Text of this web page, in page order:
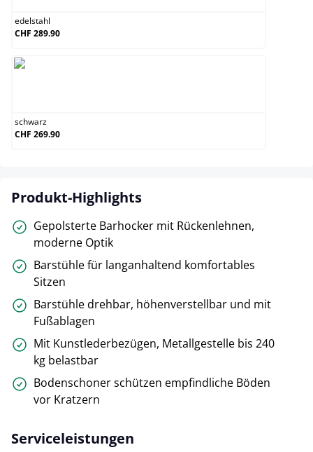
edelstahl
CHF 289.90
schwarz
CHF 269.90
Produkt-Highlights
Gepolsterte Barhocker mit Rückenlehnen,
moderne Optik
Barstühle für langanhaltend komfortables
Sitzen
Barstühle drehbar, höhenverstellbar und mit
Fußablagen
Mit Kunstlederbezügen, Metallgestelle bis 240
kg belastbar
Bodenschoner schützen empfindliche Böden
vor Kratzern
Serviceleistungen